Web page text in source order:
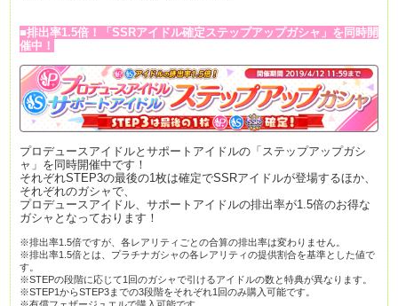
■排出率1.5倍！「SSRアイドル確定ステップアップガシャ」を同時開
催中！
プロデュースアイドルと サポートアイドルの「 ステップアップガシ
ャ」を同時開催中です！
それぞれSTEP3の最後の1枚は確定でSSRアイドルが登場するほか、
それぞれのガシャで、
プロデュースアイドル、 サポートアイドルの排出率が1.5倍のお得な
ガシャとなっております！
※排出率1.5倍ですが、各レアリティごとの合算の排出率は変わりません。
※排出率1.5倍とは、プラチナガシャの各レアリティの提供割合を基準とした値で
す。
※STEPの段階に応じて1回のガシャで引けるアイドルの数と特典が異なります。
※STEP1からSTEP3までの3段階をそれぞれ1回のみ購入可能です。